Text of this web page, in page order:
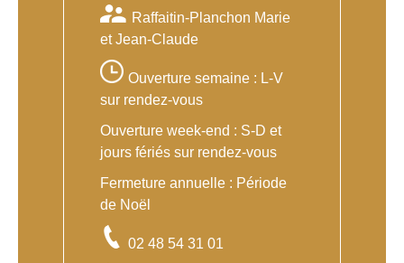
Raffaitin-Planchon Marie
et Jean-Claude
Ouverture semaine : L-V
sur rendez-vous
Ouverture week-end : S-D et
jours fériés sur rendez-vous
Fermeture annuelle : Période
de Noël
02 48 54 31 01